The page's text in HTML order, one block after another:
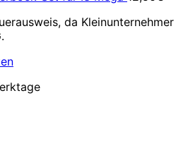
da Kleinunternehmer